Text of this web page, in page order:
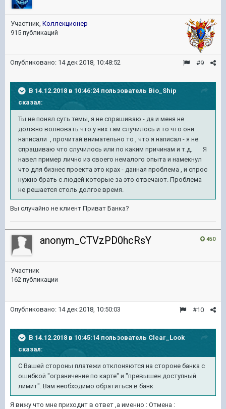
Участник, Коллекционер
915 публикаций
#9
Опубликовано: 14 дек 2018, 10:48:52
В 14.12.2018 в 10:46:24 пользователь Bio_Ship
сказал:
Ты не понял суть темы, я не спрашиваю - да и меня не
должно волновать что у них там случилось и то что они
написали , прочитай внимательно то , что я написал - я не
спрашиваю что случилось или по каким причинам и т.д. Я
навел пример лично из своего немалого опыта и намекнул
что для бизнес проекта это крах - данная проблема , и спрос
нужно брать с людей которые за это отвечают. Проблема
не решается столь долгое время.
Вы случайно не клиент Приват Банка?
450
anonym_CTVzPD0hcRsY
Участник
162 публикации
#10
Опубликовано: 14 дек 2018, 10:50:03
В 14.12.2018 в 10:45:14 пользователь Clear_Look
сказал:
С Вашей стороны платежи отклоняются на стороне банка с
ошибкой "ограничение по карте" и "превышен доступный
лимит". Вам необходимо обратиться в банк
Я вижу что мне приходит в ответ ,а именно : Отмена :